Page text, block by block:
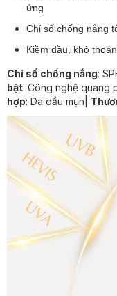
ứng
Chỉ số chống nắng
Kiềm dầu, khô
Chỉ số chống nắng:
bật: Công nghệ quang
hợp: Da dầu mụn|